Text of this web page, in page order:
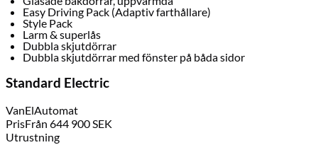
Easy Driving Pack (Adaptiv farthållare)
Style Pack
Larm & superlås
Dubbla skjutdörrar
Dubbla skjutdörrar med fönster på båda sidor
Standard Electric
VanElAutomat
PrisFrån 644 900SEK
Utrustning